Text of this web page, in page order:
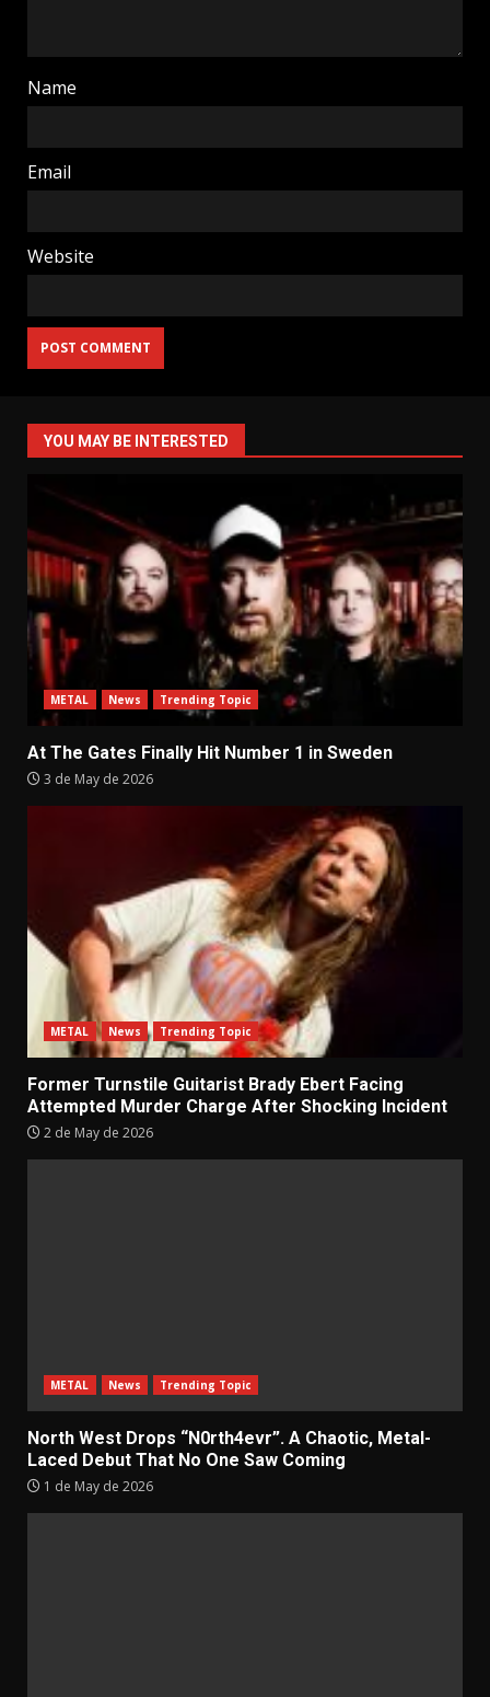
Name
Email
Website
YOU MAY BE INTERESTED
METAL News Trending Topic
At The Gates Finally Hit Number 1 in Sweden
3 de May de 2026
METAL News Trending Topic
Former Turnstile Guitarist Brady Ebert Facing
Attempted Murder Charge After Shocking Incident
2 de May de 2026
METAL News Trending Topic
North West Drops “N0rth4evr”. A Chaotic, Metal-
Laced Debut That No One Saw Coming
1 de May de 2026